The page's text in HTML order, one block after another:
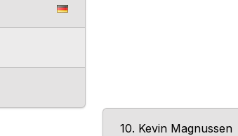
10. Kevin Magnussen